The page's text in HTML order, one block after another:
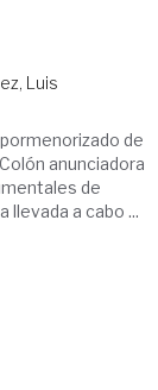
Luis
de
anunciadora
de
a cabo ...